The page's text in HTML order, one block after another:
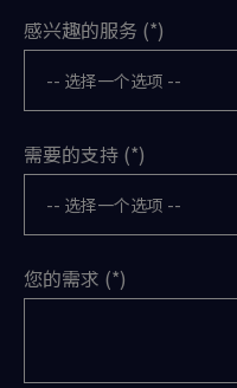
感兴趣的服务
需要的支持
您的需求